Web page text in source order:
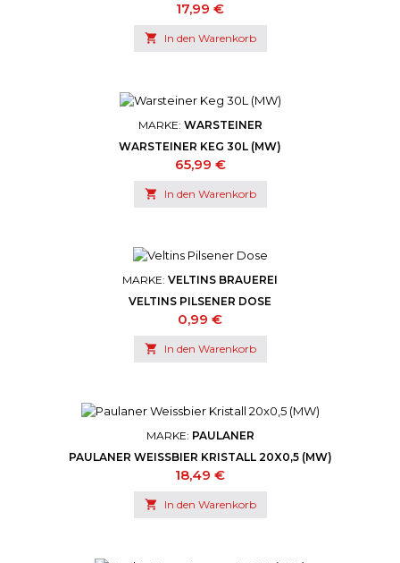
Preis
17,99 €
 In den Warenkorb
MARKE: WARSTEINER
WARSTEINER KEG 30L (MW)
Preis
65,99 €
 In den Warenkorb
MARKE: VELTINS BRAUEREI
VELTINS PILSENER DOSE
Preis
0,99 €
 In den Warenkorb
MARKE: PAULANER
PAULANER WEISSBIER KRISTALL 20X0,5 (MW)
Preis
18,49 €
 In den Warenkorb